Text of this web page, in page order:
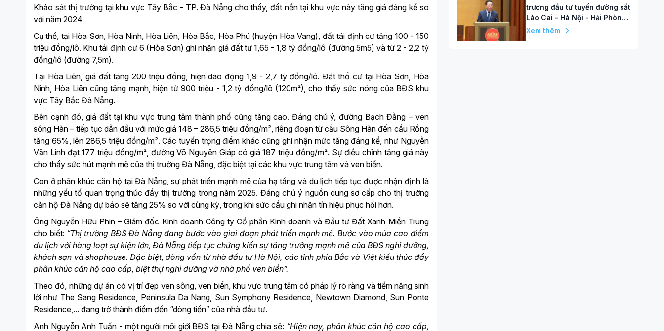
Khảo sát thị trường tại khu vực Tây Bắc - TP. Đà Nẵng cho thấy, đất nền tại khu vực này tăng giá đáng kể so
với năm 2024.
Cụ thể, tại Hòa Sơn, Hòa Ninh, Hòa Liên, Hòa Bắc, Hòa Phú (huyện Hòa Vang), đất tái định cư tăng 100 - 150
triệu đồng/lô. Khu tái định cư 6 (Hòa Sơn) ghi nhận giá đất từ 1,65 - 1,8 tỷ đồng/lô (đường 5m5) và từ 2 - 2,2 tỷ
đồng/lô (đường 7,5m).
Tại Hòa Liên, giá đất tăng 200 triệu đồng, hiện dao động 1,9 - 2,7 tỷ đồng/lô. Đất thổ cư tại Hòa Sơn, Hòa
Ninh, Hòa Liên cũng tăng mạnh, hiện từ 900 triệu - 1,2 tỷ đồng/lô (120m²), cho thấy sức nóng của BĐS khu
vực Tây Bắc Đà Nẵng.
Bên cạnh đó, giá đất tại khu vực trung tâm thành phố cũng tăng cao. Đáng chú ý, đường Bạch Đằng – ven
sông Hàn – tiếp tục dẫn đầu với mức giá 148 – 286,5 triệu đồng/m², riêng đoạn từ cầu Sông Hàn đến cầu Rồng
tăng 65%, lên 286,5 triệu đồng/m². Các tuyến trọng điểm khác cũng ghi nhận mức tăng đáng kể, như Nguyễn
Văn Linh đạt 177 triệu đồng/m², đường Võ Nguyên Giáp có giá 187 triệu đồng/m². Sự điều chỉnh tăng giá này
cho thấy sức hút mạnh mẽ của thị trường Đà Nẵng, đặc biệt tại các khu vực trung tâm và ven biển.
Còn ở phân khúc căn hộ tại Đà Nẵng, sự phát triển mạnh mẽ của hạ tầng và du lịch tiếp tục được nhận định là
những yếu tố quan trọng thúc đẩy thị trường trong năm 2025. Đáng chú ý nguồn cung sơ cấp cho thị trường
căn hộ Đà Nẵng dự báo sẽ tăng 25% so với cùng kỳ, trong khi sức cầu ghi nhận tín hiệu phục hồi hơn.
Ông Nguyễn Hữu Phin – Giám đốc Kinh doanh Công ty Cổ phần Kinh doanh và Đầu tư Đất Xanh Miền Trung
cho biết: “Thị trường BĐS Đà Nẵng đang bước vào giai đoạn phát triển mạnh mẽ. Bước vào mùa cao điểm
du lịch với hàng loạt sự kiện lớn, Đà Nẵng tiếp tục chứng kiến sự tăng trưởng mạnh mẽ của BĐS nghỉ dưỡng,
khách sạn và shophouse. Đặc biệt, dòng vốn từ nhà đầu tư Hà Nội, các tỉnh phía Bắc và Việt kiều thúc đẩy
phân khúc căn hộ cao cấp, biệt thự nghỉ dưỡng và nhà phố ven biển”.
Theo đó, những dự án có vị trí đẹp ven sông, ven biển, khu vực trung tâm có pháp lý rõ ràng và tiềm năng sinh
lời như The Sang Residence, Peninsula Da Nang, Sun Symphony Residence, Newtown Diamond, Sun Ponte
Residence,... đang trở thành điểm đến “dòng tiền” của nhà đầu tư.
Anh Nguyễn Anh Tuấn - một người môi giới BĐS tại Đà Nẵng chia sẻ: “Hiện nay, phân khúc căn hộ cao cấp,
trương đầu tư tuyến đường sắt
Lào Cai - Hà Nội - Hải Phòng,
vốn tăng hơn 86.000 tỷ đồng
Xem thêm